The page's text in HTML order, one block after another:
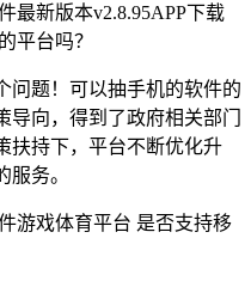
最新版本v2.8.95APP下载
平台吗？
问题！可以抽手机的软件的
导向，得到了政府相关部门
扶持下，平台不断优化升
务。
游戏体育平台 是否支持移